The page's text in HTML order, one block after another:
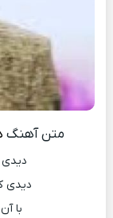
متن آهنگ
دیدی
با